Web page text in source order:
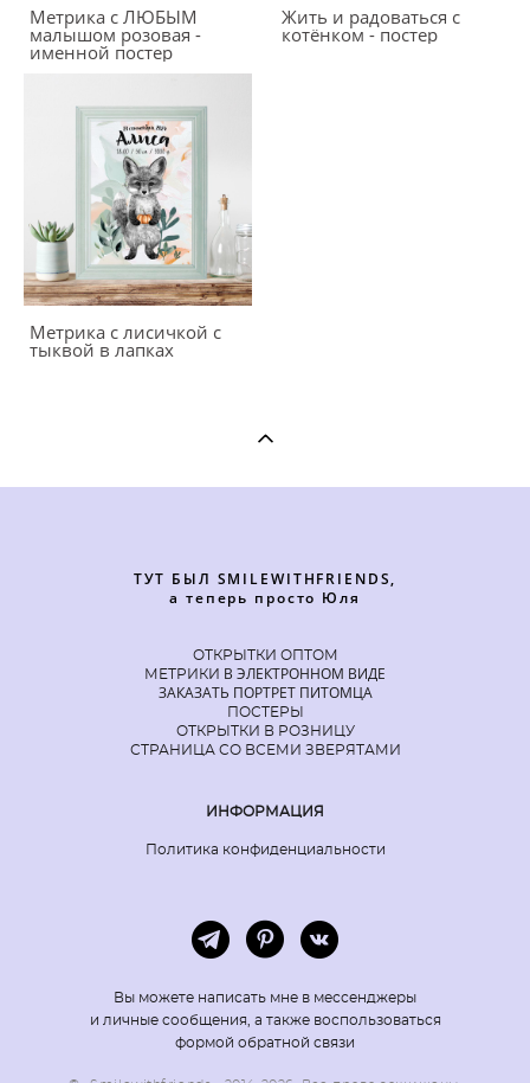
Метрика с ЛЮБЫМ
малышом розовая -
именной постер
Жить и радоваться с
котёнком - постер
Метрика с лисичкой с
тыквой в лапках
ТУТ БЫЛ SMILEWITHFRIENDS,
а теперь просто Юля
ОТКРЫТКИ ОПТОМ
МЕТРИКИ В ЭЛЕКТРОННОМ ВИДЕ
ЗАКАЗАТЬ ПОРТРЕТ ПИТОМЦА
ПОСТЕРЫ
ОТКРЫТКИ В РОЗНИЦУ
СТРАНИЦА СО ВСЕМИ ЗВЕРЯТАМИ
ИНФОРМАЦИЯ
Политика конфиденциальности
Вы можете написать мне в мессенджеры
и личные сообщения, а также воспользоваться
формой обратной связи